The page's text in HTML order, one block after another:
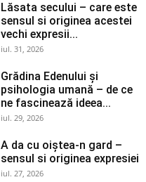
Lăsata secului – care este
sensul si originea acestei
vechi expresii...
iul. 31, 2026
Grădina Edenului și
psihologia umană – de ce
ne fascinează ideea...
iul. 29, 2026
A da cu oiștea-n gard –
sensul si originea expresiei
iul. 27, 2026